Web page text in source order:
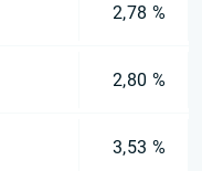
2,78 %
2,80 %
3,53 %